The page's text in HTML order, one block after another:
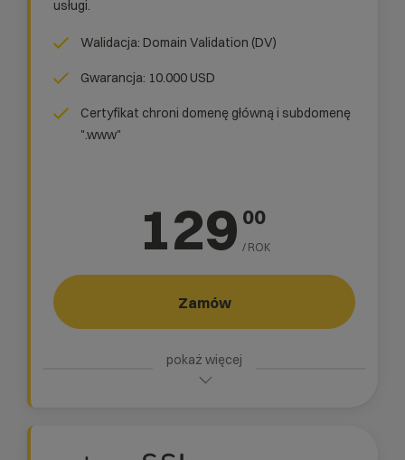
usługi.
Walidacja: Domain Validation (DV)
Gwarancja: 10.000 USD
Certyfikat chroni domenę główną i subdomenę
".www"
129 00
/ ROK
Zamów